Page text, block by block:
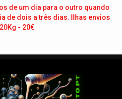
de um dia para o outro quando
de dois a três dias. Ilhas envios
- 20€